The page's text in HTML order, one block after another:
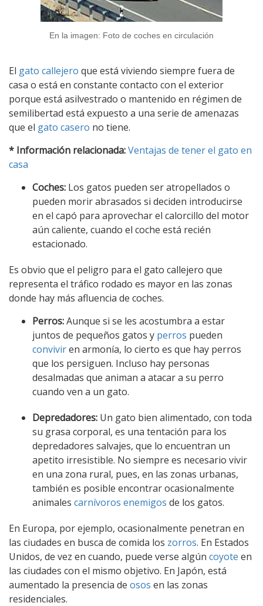
En la imagen: Foto de coches en circulación
El gato callejero que está viviendo siempre fuera de
casa o está en constante contacto con el exterior
porque está asilvestrado o mantenido en régimen de
semilibertad está expuesto a una serie de amenazas
que el gato casero no tiene.
* Información relacionada:Ventajas de tener el gato en
casa
Coches: Los gatos pueden ser atropellados o
pueden morir abrasados si deciden introducirse
en el capó para aprovechar el calorcillo del motor
aún caliente, cuando el coche está recién
estacionado.
Es obvio que el peligro para el gato callejero que
representa el tráfico rodado es mayor en las zonas
donde hay más afluencia de coches.
Perros:Aunque si se les acostumbra a estar
juntos de pequeños gatos y perros pueden
conviviren armonía, lo cierto es que hay perros
que los persiguen. Incluso hay personas
desalmadas que animan a atacar a su perro
cuando ven a un gato.
Depredadores: Un gato bien alimentado, con toda
su grasa corporal, es una tentación para los
depredadores salvajes, que lo encuentran un
apetito irresistible. No siempre es necesario vivir
en una zona rural, pues, en las zonas urbanas,
también es posible encontrar ocasionalmente
animales carnívoros enemigos de los gatos.
En Europa, por ejemplo, ocasionalmente penetran en
las ciudades en busca de comida los zorros. En Estados
Unidos, de vez en cuando, puede verse algún coyote en
las ciudades con el mismo objetivo. En Japón, está
aumentado la presencia de osos en las zonas
residenciales.